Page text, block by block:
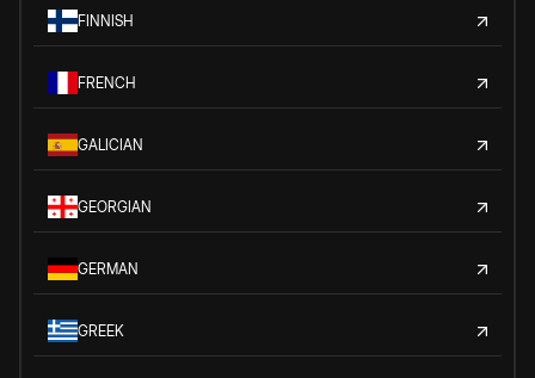
FINNISH
FRENCH
GALICIAN
GEORGIAN
GERMAN
GREEK